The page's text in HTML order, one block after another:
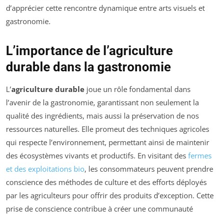
d’apprécier cette rencontre dynamique entre arts visuels et
gastronomie.
L’importance de l’agriculture
durable dans la gastronomie
L’agriculture durable joue un rôle fondamental dans
l’avenir de la gastronomie, garantissant non seulement la
qualité des ingrédients, mais aussi la préservation de nos
ressources naturelles. Elle promeut des techniques agricoles
qui respecte l’environnement, permettant ainsi de maintenir
des écosystèmes vivants et productifs. En visitant des fermes
et des exploitations bio, les consommateurs peuvent prendre
conscience des méthodes de culture et des efforts déployés
par les agriculteurs pour offrir des produits d’exception. Cette
prise de conscience contribue à créer une communauté